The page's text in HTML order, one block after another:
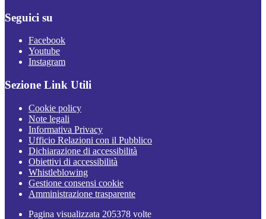
Seguici su
Facebook
Youtube
Instagram
Sezione Link Utili
Cookie policy
Note legali
Informativa Privacy
Ufficio Relazioni con il Pubblico
Dichiarazione di accessibilità
Obiettivi di accessibilità
Whistleblowing
Gestione consensi cookie
Amministrazione trasparente
Pagina visualizzata 205378 volte